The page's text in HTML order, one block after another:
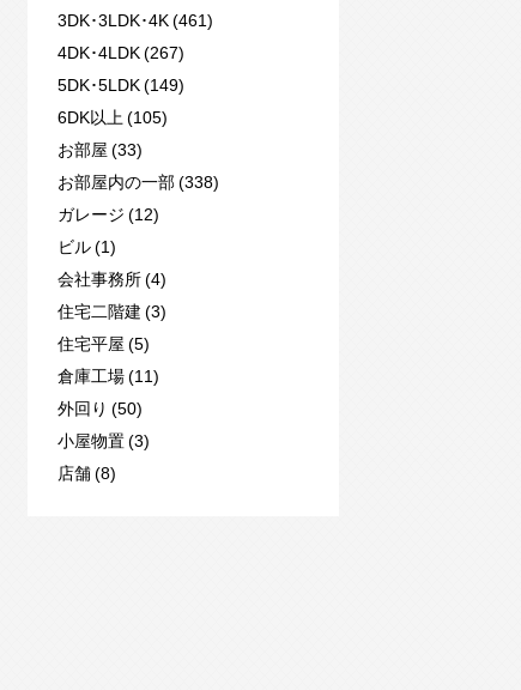
3DK･3LDK･4K (461)
4DK･4LDK (267)
5DK･5LDK (149)
6DK以上 (105)
お部屋 (33)
お部屋内の一部 (338)
ガレージ (12)
ビル (1)
会社事務所 (4)
住宅二階建 (3)
住宅平屋 (5)
倉庫工場 (11)
外回り (50)
小屋物置 (3)
店舗 (8)